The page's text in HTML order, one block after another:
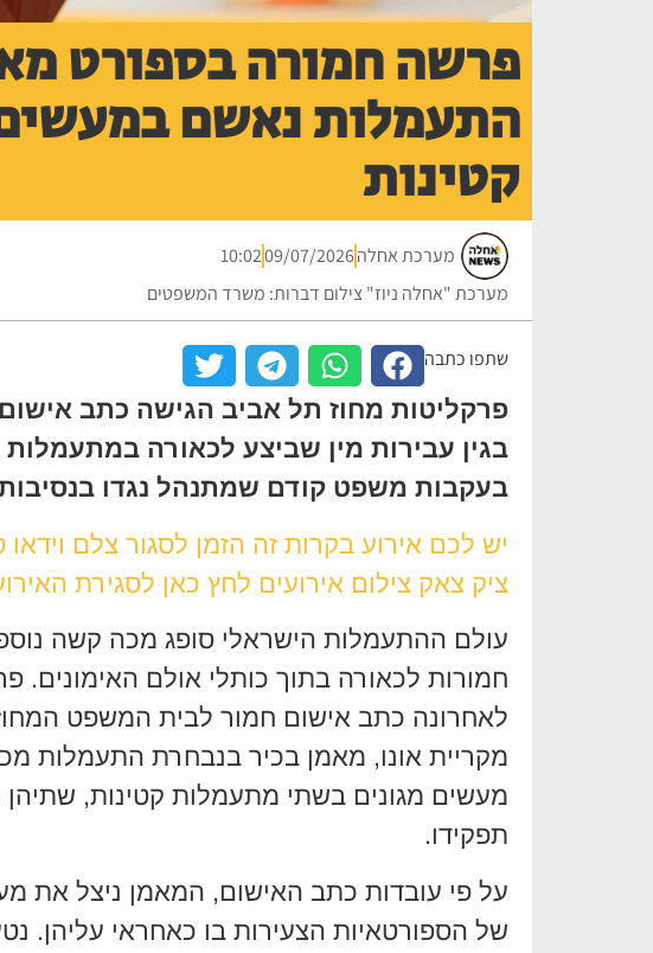
פרשה חמורה בספורט
התעמלות נאשם
קטינות
מערכת אחלה09/07/2026
10:02
מערכת "אחלה ניוז" צילום דברות: משרד המשפטים
שתפו כתבה
פרקליטות מחוז תל אביב הגישה כתב אישום
בגין עבירות מין שביצע לכאורה
בעקבות משפט קודם שמתנהל נגדו
יש לכם אירוע בקרות זה הזמן לסגור צלם
ציק צאק צילום אירועים לחץ כאן לסגירת
עולם ההתעמלות הישראלי סופג מכה קשה
חמורות לכאורה בתוך כותלי אולם האימונים.
מקריית אונו, מאמן בכיר בנבחרת התעמלות
תפקידו.
על פי עובדות כתב האישום, המאמן ניצל את
של הספורטאיות הצעירות בו כאחראי עליהן.